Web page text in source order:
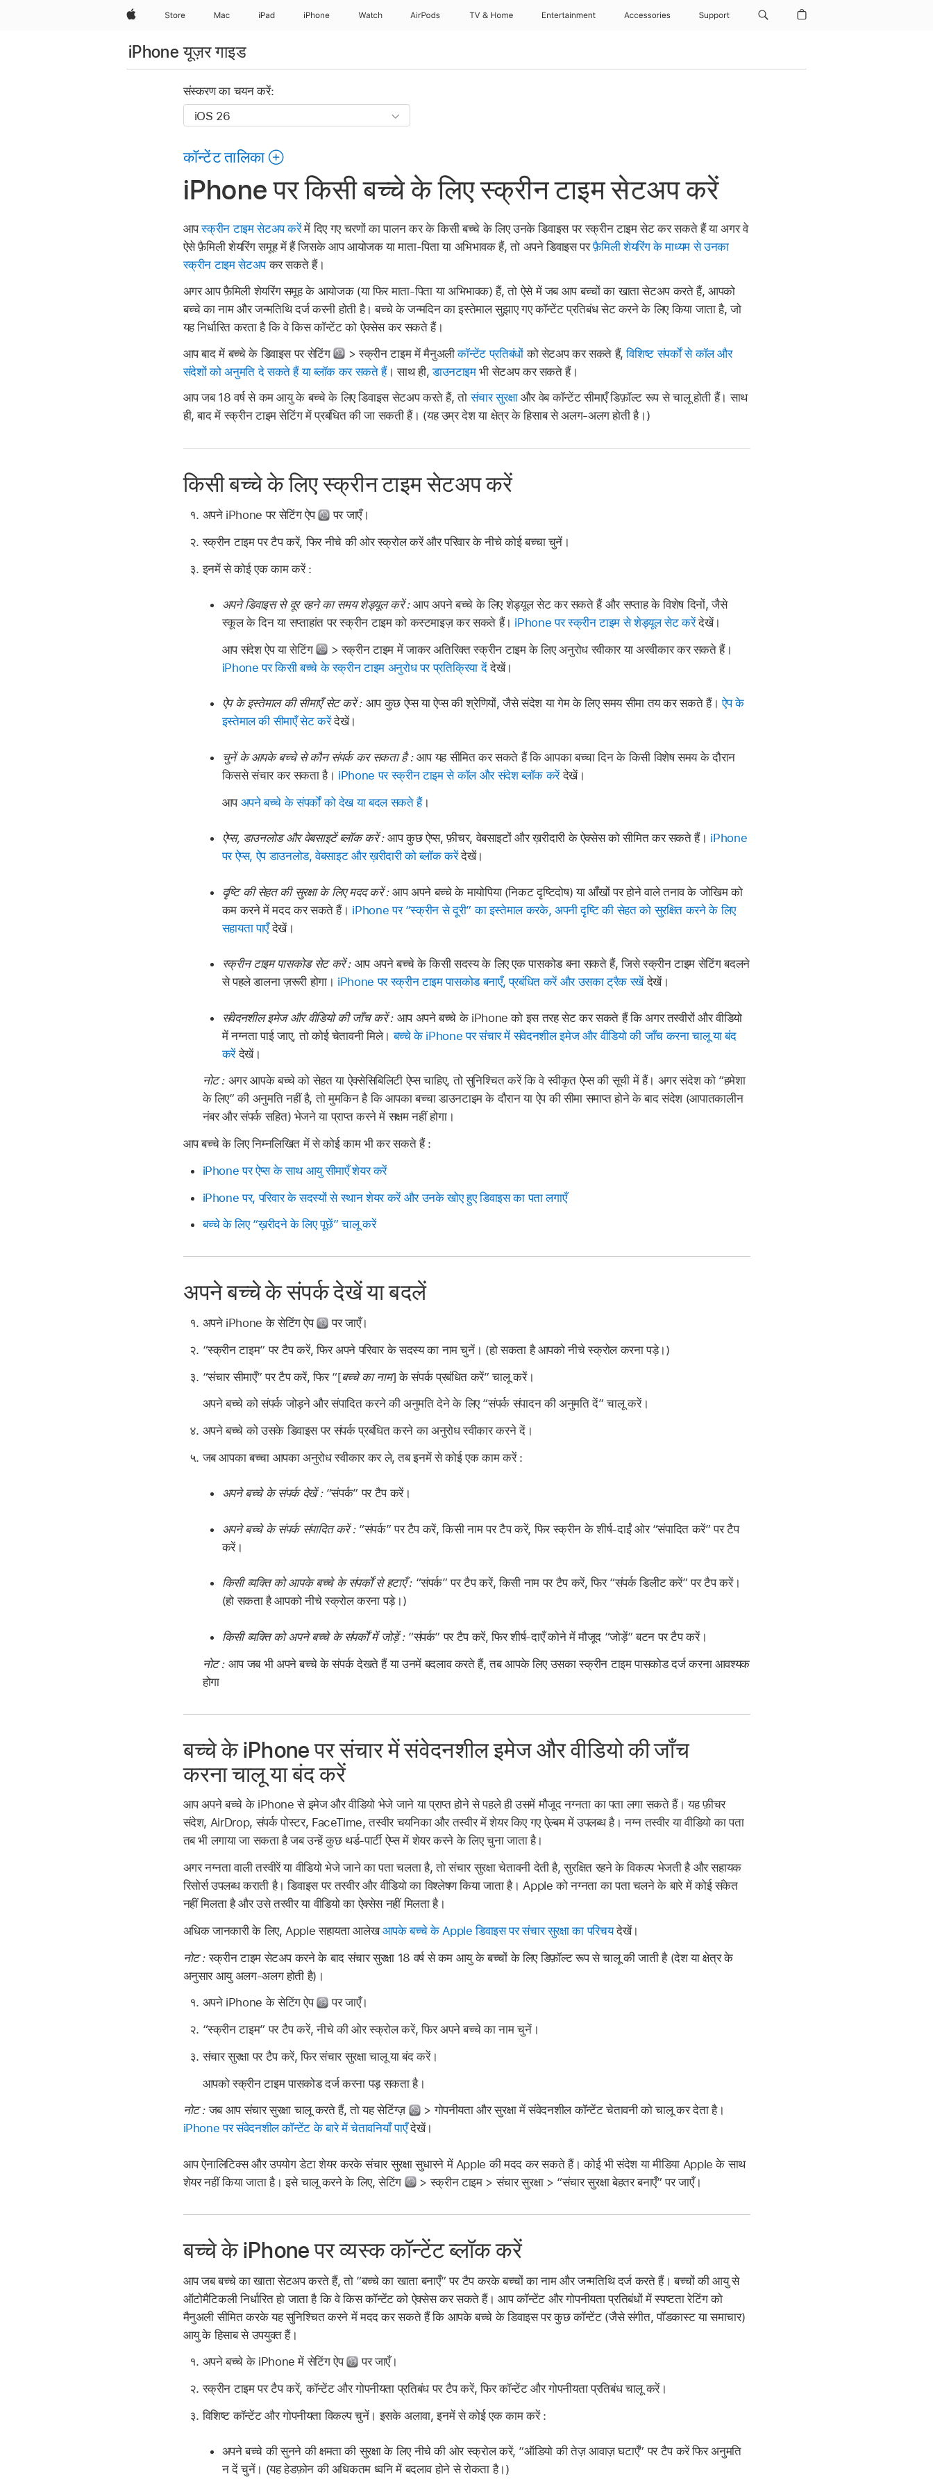
AppleStore Mac iPad iPhone Watch AirPods TV & Home Entertainment Accessories Support
iPhone यूज़र गाइड
संस्करण का चयन करें:
कॉन्टेंट तालिका
iPhone पर किसी बच्चे के लिए स्क्रीन टाइम सेटअप करें
आपस्क्रीन टाइम सेटअप करेंमें दिए गए चरणों का पालन कर के किसी बच्चे के लिए उनके डिवाइस पर स्क्रीन टाइम सेट कर सकते हैं या अगर वे
ऐसे फ़ैमिली शेयरिंग समूह में हैं जिसके आप आयोजक या माता-पिता या अभिभावक हैं, तो अपने डिवाइस परफ़ैमिली शेयरिंग के माध्यम से उनका
स्क्रीन टाइम सेटअपकर सकते हैं।
अगर आप फ़ैमिली शेयरिंग समूह के आयोजक (या फिर माता-पिता या अभिभावक) हैं, तो ऐसे में जब आप बच्चों का खाता सेटअप करते हैं, आपको
बच्चे का नाम और जन्मतिथि दर्ज करनी होती है। बच्चे के जन्मदिन का इस्तेमाल सुझाए गए कॉन्टेंट प्रतिबंध सेट करने के लिए किया जाता है, जो
यह निर्धारित करता है कि वे किस कॉन्टेंट को ऐक्सेस कर सकते हैं।
आप बाद में बच्चे के डिवाइस पर सेटिंग
> स्क्रीन टाइम में मैनुअलीकॉन्टेंट प्रतिबंधोंको सेटअप कर सकते हैं,विशिष्ट संपर्कों से कॉल और
संदेशों को अनुमति दे सकते हैं या ब्लॉक कर सकते हैं। साथ ही,डाउनटाइमभी सेटअप कर सकते हैं।
आप जब 18 वर्ष से कम आयु के बच्चे के लिए डिवाइस सेटअप करते हैं, तोसंचार सुरक्षाऔर वेब कॉन्टेंट सीमाएँ डिफ़ॉल्ट रूप से चालू होती हैं। साथ
ही, बाद में स्क्रीन टाइम सेटिंग में प्रबंधित की जा सकती हैं। (यह उम्र देश या क्षेत्र के हिसाब से अलग-अलग होती है।)
किसी बच्चे के लिए स्क्रीन टाइम सेटअप करें
अपने iPhone पर सेटिंग ऐप
पर जाएँ।
स्क्रीन टाइम पर टैप करें, फिर नीचे की ओर स्क्रोल करें और परिवार के नीचे कोई बच्चा चुनें।
इनमें से कोई एक काम करें :
अपने डिवाइस से दूर रहने का समय शेड्यूल करें :आप अपने बच्चे के लिए शेड्यूल सेट कर सकते हैं और सप्ताह के विशेष दिनों, जैसे
स्कूल के दिन या सप्ताहांत पर स्क्रीन टाइम को कस्टमाइज़ कर सकते हैं। iPhone पर स्क्रीन टाइम से शेड्यूल सेट करेंदेखें।
आप संदेश ऐप या सेटिंग
> स्क्रीन टाइम में जाकर अतिरिक्त स्क्रीन टाइम के लिए अनुरोध स्वीकार या अस्वीकार कर सकते हैं।
iPhone पर किसी बच्चे के स्क्रीन टाइम अनुरोध पर प्रतिक्रिया देंदेखें।
ऐप के इस्तेमाल की सीमाएँ सेट करें : आप कुछ ऐप्स या ऐप्स की श्रेणियों, जैसे संदेश या गेम के लिए समय सीमा तय कर सकते हैं।ऐप के
इस्तेमाल की सीमाएँ सेट करेंदेखें।
चुनें के आपके बच्चे से कौन संपर्क कर सकता है :आप यह सीमित कर सकते हैं कि आपका बच्चा दिन के किसी विशेष समय के दौरान
किससे संचार कर सकता है। iPhone पर स्क्रीन टाइम से कॉल और संदेश ब्लॉक करेंदेखें।
आप अपने बच्चे के संपर्कों को देख या बदल सकते हैं।
ऐप्स, डाउनलोड और वेबसाइटें ब्लॉक करें :आप कुछ ऐप्स, फ़ीचर, वेबसाइटों और ख़रीदारी के ऐक्सेस को सीमित कर सकते हैं। iPhone
पर ऐप्स, ऐप डाउनलोड, वेबसाइट और ख़रीदारी को ब्लॉक करेंदेखें।
दृष्टि की सेहत की सुरक्षा के लिए मदद करें :आप अपने बच्चे के मायोपिया (निकट दृष्टिदोष) या आँखों पर होने वाले तनाव के जोखिम को
कम करने में मदद कर सकते हैं। iPhone पर “स्क्रीन से दूरी” का इस्तेमाल करके, अपनी दृष्टि की सेहत को सुरक्षित करने के लिए
सहायता पाएँदेखें।
स्क्रीन टाइम पासकोड सेट करें : आप अपने बच्चे के किसी सदस्य के लिए एक पासकोड बना सकते हैं, जिसे स्क्रीन टाइम सेटिंग बदलने
से पहले डालना ज़रूरी होगा। iPhone पर स्क्रीन टाइम पासकोड बनाएँ, प्रबंधित करें और उसका ट्रैक रखेंदेखें।
संवेदनशील इमेज और वीडियो की जाँच करें :आप अपने बच्चे के iPhone को इस तरह सेट कर सकते हैं कि अगर तस्वीरों और वीडियो
में नग्नता पाई जाए, तो कोई चेतावनी मिले।बच्चे के iPhone पर संचार में संवेदनशील इमेज और वीडियो की जाँच करना चालू या बंद
करेंदेखें।
नोट : अगर आपके बच्चे को सेहत या ऐक्सेसिबिलिटी ऐप्स चाहिए, तो सुनिश्चित करें कि वे स्वीकृत ऐप्स की सूची में हैं। अगर संदेश को “हमेशा
के लिए” की अनुमति नहीं है, तो मुमकिन है कि आपका बच्चा डाउनटाइम के दौरान या ऐप की सीमा समाप्त होने के बाद संदेश (आपातकालीन
नंबर और संपर्क सहित) भेजने या प्राप्त करने में सक्षम नहीं होगा।
आप बच्चे के लिए निम्नलिखित में से कोई काम भी कर सकते हैं :
iPhone पर ऐप्स के साथ आयु सीमाएँ शेयर करें
iPhone पर, परिवार के सदस्यों से स्थान शेयर करें और उनके खोए हुए डिवाइस का पता लगाएँ
बच्चे के लिए “ख़रीदने के लिए पूछें” चालू करें
अपने बच्चे के संपर्क देखें या बदलें
अपने iPhone के सेटिंग ऐप
पर जाएँ।
“स्क्रीन टाइम” पर टैप करें, फिर अपने परिवार के सदस्य का नाम चुनें। (हो सकता है आपको नीचे स्क्रोल करना पड़े।)
“संचार सीमाएँ” पर टैप करें, फिर “[बच्चे का नाम] के संपर्क प्रबंधित करें” चालू करें।
अपने बच्चे को संपर्क जोड़ने और संपादित करने की अनुमति देने के लिए “संपर्क संपादन की अनुमति दें” चालू करें।
अपने बच्चे को उसके डिवाइस पर संपर्क प्रबंधित करने का अनुरोध स्वीकार करने दें।
जब आपका बच्चा आपका अनुरोध स्वीकार कर ले, तब इनमें से कोई एक काम करें :
अपने बच्चे के संपर्क देखें :“संपर्क” पर टैप करें।
अपने बच्चे के संपर्क संपादित करें :“संपर्क” पर टैप करें, किसी नाम पर टैप करें, फिर स्क्रीन के शीर्ष-दाईं ओर “संपादित करें” पर टैप
करें।
किसी व्यक्ति को आपके बच्चे के संपर्कों से हटाएँ : “संपर्क” पर टैप करें, किसी नाम पर टैप करें, फिर “संपर्क डिलीट करें” पर टैप करें।
(हो सकता है आपको नीचे स्क्रोल करना पड़े।)
किसी व्यक्ति को अपने बच्चे के संपर्कों में जोड़ें :“संपर्क” पर टैप करें, फिर शीर्ष-दाएँ कोने में मौजूद “जोड़ें” बटन पर टैप करें।
नोट : आप जब भी अपने बच्चे के संपर्क देखते हैं या उनमें बदलाव करते हैं, तब आपके लिए उसका स्क्रीन टाइम पासकोड दर्ज करना आवश्यक
होगा
बच्चे के iPhone पर संचार में संवेदनशील इमेज और वीडियो की जाँच
करना चालू या बंद करें
आप अपने बच्चे के iPhone से इमेज और वीडियो भेजे जाने या प्राप्त होने से पहले ही उसमें मौजूद नग्नता का पता लगा सकते हैं। यह फ़ीचर
संदेश, AirDrop, संपर्क पोस्टर, FaceTime, तस्वीर चयनिका और तस्वीर में शेयर किए गए ऐल्बम में उपलब्ध है। नग्न तस्वीर या वीडियो का पता
तब भी लगाया जा सकता है जब उन्हें कुछ थर्ड-पार्टी ऐप्स में शेयर करने के लिए चुना जाता है।
अगर नग्नता वाली तस्वीरें या वीडियो भेजे जाने का पता चलता है, तो संचार सुरक्षा चेतावनी देती है, सुरक्षित रहने के विकल्प भेजती है और सहायक
रिसोर्स उपलब्ध कराती है। डिवाइस पर तस्वीर और वीडियो का विश्लेषण किया जाता है। Apple को नग्नता का पता चलने के बारे में कोई संकेत
नहीं मिलता है और उसे तस्वीर या वीडियो का ऐक्सेस नहीं मिलता है।
अधिक जानकारी के लिए, Apple सहायता आलेखआपके बच्चे के Apple डिवाइस पर संचार सुरक्षा का परिचयदेखें।
नोट :स्क्रीन टाइम सेटअप करने के बाद संचार सुरक्षा 18 वर्ष से कम आयु के बच्चों के लिए डिफ़ॉल्ट रूप से चालू की जाती है (देश या क्षेत्र के
अनुसार आयु अलग-अलग होती है)।
अपने iPhone के सेटिंग ऐप
पर जाएँ।
“स्क्रीन टाइम” पर टैप करें, नीचे की ओर स्क्रोल करें, फिर अपने बच्चे का नाम चुनें।
संचार सुरक्षा पर टैप करें, फिर संचार सुरक्षा चालू या बंद करें।
आपको स्क्रीन टाइम पासकोड दर्ज करना पड़ सकता है।
नोट :जब आप संचार सुरक्षा चालू करते हैं, तो यह सेटिंग्ज़
> गोपनीयता और सुरक्षा में संवेदनशील कॉन्टेंट चेतावनी को चालू कर देता है।
iPhone पर संवेदनशील कॉन्टेंट के बारे में चेतावनियाँ पाएँदेखें।
आप ऐनालिटिक्स और उपयोग डेटा शेयर करके संचार सुरक्षा सुधारने में Apple की मदद कर सकते हैं। कोई भी संदेश या मीडिया Apple के साथ
शेयर नहीं किया जाता है। इसे चालू करने के लिए, सेटिंग
> स्क्रीन टाइम > संचार सुरक्षा > “संचार सुरक्षा बेहतर बनाएँ” पर जाएँ।
बच्चे के iPhone पर व्यस्क कॉन्टेंट ब्लॉक करें
आप जब बच्चे का खाता सेटअप करते हैं, तो “बच्चे का खाता बनाएँ” पर टैप करके बच्चों का नाम और जन्मतिथि दर्ज करते हैं। बच्चों की आयु से
ऑटोमैटिकली निर्धारित हो जाता है कि वे किस कॉन्टेंट को ऐक्सेस कर सकते हैं। आप कॉन्टेंट और गोपनीयता प्रतिबंधों में स्पष्टता रेटिंग को
मैनुअली सीमित करके यह सुनिश्चित करने में मदद कर सकते हैं कि आपके बच्चे के डिवाइस पर कुछ कॉन्टेंट (जैसे संगीत, पॉडकास्ट या समाचार)
आयु के हिसाब से उपयुक्त हैं।
अपने बच्चे के iPhone में सेटिंग ऐप
पर जाएँ।
स्क्रीन टाइम पर टैप करें, कॉन्टेंट और गोपनीयता प्रतिबंध पर टैप करें, फिर कॉन्टेंट और गोपनीयता प्रतिबंध चालू करें।
विशिष्ट कॉन्टेंट और गोपनीयता विकल्प चुनें। इसके अलावा, इनमें से कोई एक काम करें :
अपने बच्चे की सुनने की क्षमता की सुरक्षा के लिए नीचे की ओर स्क्रोल करें, “ऑडियो की तेज़ आवाज़ घटाएँ” पर टैप करें फिर अनुमति
न दें चुनें। (यह हेडफ़ोन की अधिकतम ध्वनि में बदलाव होने से रोकता है।)